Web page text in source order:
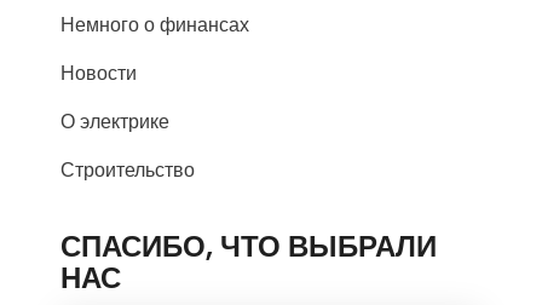
Немного о финансах
Новости
О электрике
Строительство
СПАСИБО, ЧТО ВЫБРАЛИ
НАС